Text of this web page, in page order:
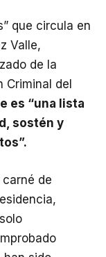
que circula en
Valle,
de la
del
es “una lista
sostén y
de